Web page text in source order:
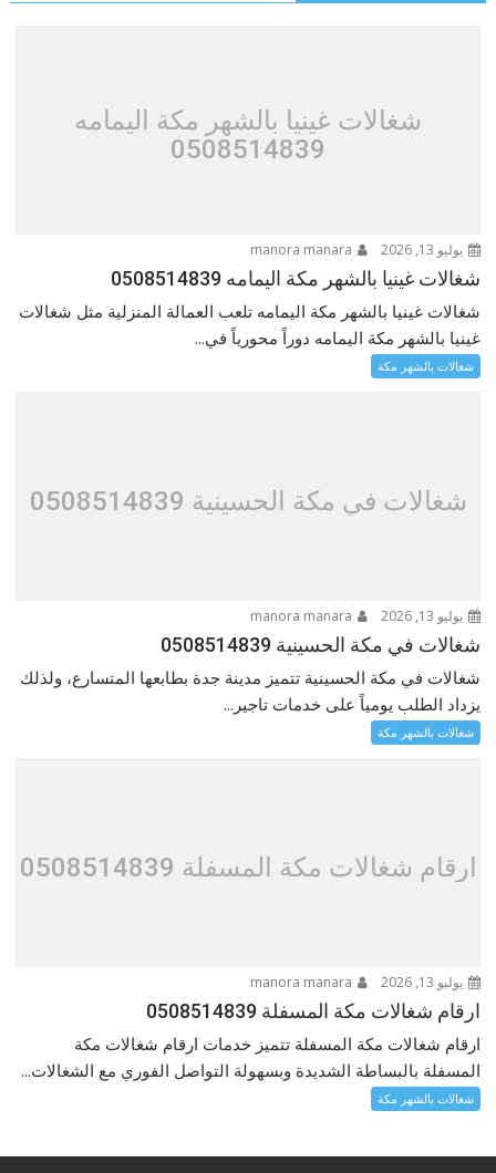
شغالات غينيا بالشهر مكة اليمامه
0508514839
يوليو 13, 2026
شغالات غينيا بالشهر مكة اليمامه 0508514839
شغالات غينيا بالشهر مكة اليمامه تلعب العمالة المنزلية مثل شغالات
غينيا بالشهر مكة اليمامه دوراً محورياً في...
شغالات بالشهر مكة
شغالات في مكة الحسينية 0508514839
يوليو 13, 2026
شغالات في مكة الحسينية 0508514839
شغالات في مكة الحسينية تتميز مدينة جدة بطابعها المتسارع، ولذلك
يزداد الطلب يومياً على خدمات تاجير...
شغالات بالشهر مكة
ارقام شغالات مكة المسفلة 0508514839
يوليو 13, 2026
ارقام شغالات مكة المسفلة 0508514839
ارقام شغالات مكة المسفلة تتميز خدمات ارقام شغالات مكة
المسفلة بالبساطة الشديدة وبسهولة التواصل الفوري مع الشغالات...
شغالات بالشهر مكة